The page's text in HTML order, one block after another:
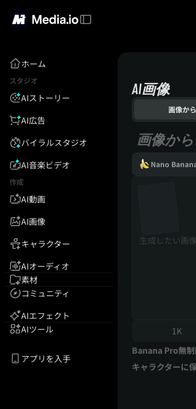
ホーム
スタジオ
AIストーリー
AI広告
バイラルスタジオ
AI音楽ビデオ
作成
AI動画
AI画像
キャラクター
AIオーディオ
素材
コミュニティ
AIエフェクト
AIツール
アプリを入手
AI画像
画像か
画像か
Nano
1K
Banana Pro無
キャラクターに